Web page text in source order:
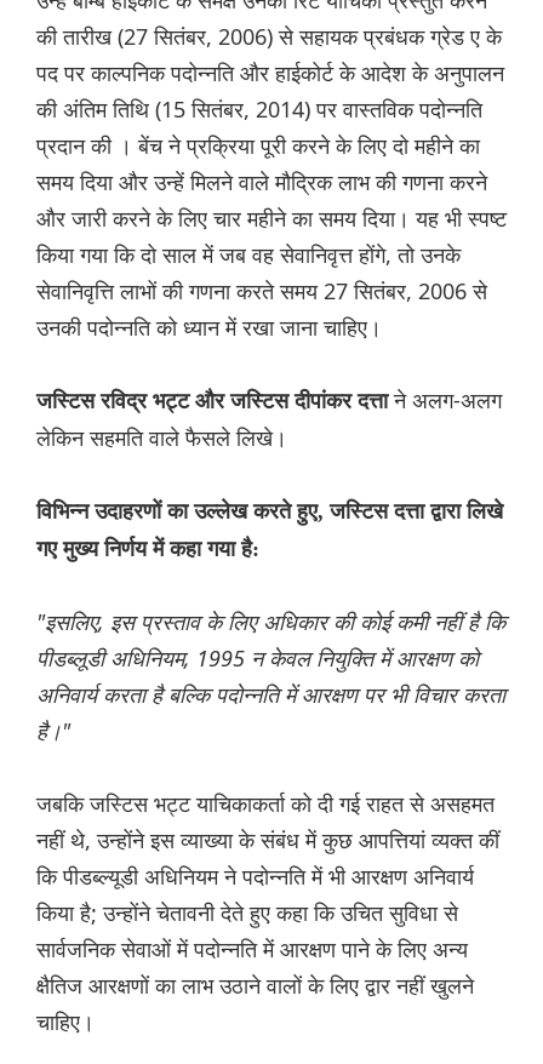
की तारीख (27 सितंबर, 2006) से सहायक प्रबंधक ग्रेड ए के
पद पर काल्पनिक पदोन्नति और हाईकोर्ट के आदेश के अनुपालन
की अंतिम तिथि (15 सितंबर, 2014) पर वास्तविक पदोन्नति
प्रदान की । बेंच ने प्रक्रिया पूरी करने के लिए दो महीने का
समय दिया और उन्हें मिलने वाले मौद्रिक लाभ की गणना करने
और जारी करने के लिए चार महीने का समय दिया। यह भी स्पष्ट
किया गया कि दो साल में जब वह सेवानिवृत्त होंगे, तो उनके
सेवानिवृत्ति लाभों की गणना करते समय 27 सितंबर, 2006 से
उनकी पदोन्नति को ध्यान में रखा जाना चाहिए।
जस्टिस रविद्र भट्ट और जस्टिस दीपांकर दत्ताने अलग-अलग
लेकिन सहमति वाले फैसले लिखे।
विभिन्न उदाहरणों का उल्लेख करते हुए, जस्टिस दत्ता द्वारा लिखे
गए मुख्य निर्णय में कहा गया है:
"इसलिए, इस प्रस्ताव के लिए अधिकार की कोई कमी नहीं है कि
पीडब्लूडी अधिनियम, 1995 न केवल नियुक्ति में आरक्षण को
अनिवार्य करता है बल्कि पदोन्नति में आरक्षण पर भी विचार करता
है।"
जबकि जस्टिस भट्ट याचिकाकर्ता को दी गई राहत से असहमत
नहीं थे, उन्होंने इस व्याख्या के संबंध में कुछ आपत्तियां व्यक्त कीं
कि पीडब्ल्यूडी अधिनियम ने पदोन्नति में भी आरक्षण अनिवार्य
किया है; उन्होंने चेतावनी देते हुए कहा कि उचित सुविधा से
सार्वजनिक सेवाओं में पदोन्नति में आरक्षण पाने के लिए अन्य
क्षैतिज आरक्षणों का लाभ उठाने वालों के लिए द्वार नहीं खुलने
चाहिए।